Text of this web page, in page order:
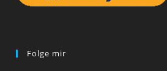
Folge mir